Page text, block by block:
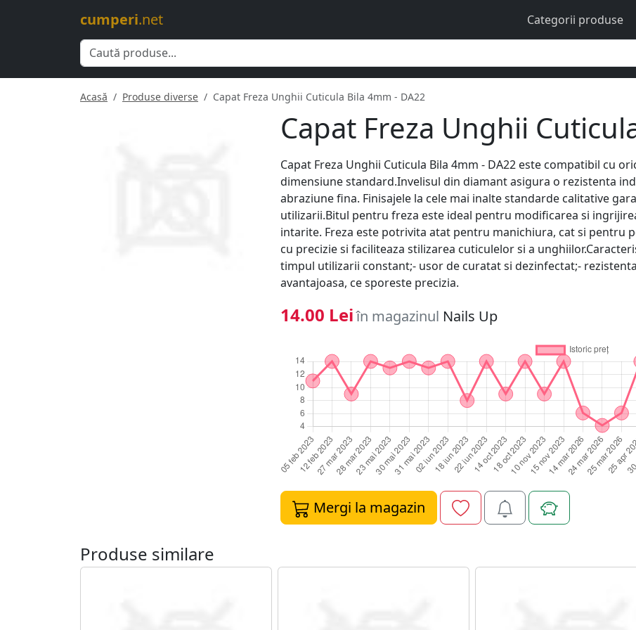
cumperi.net Categorii produse
Acasă Produse diverse Capat Freza Unghii Cuticula Bila 4mm - DA22
Capat Freza Unghii
Capat Freza Unghii Cuticula Bila 4mm - DA22 este compatibil cu
dimensiune standard.Invelisul din diamant asigura o rezistenta
abraziune fina. Finisajele la cele mai inalte standarde calitative
utilizarii.Bitul pentru freza este ideal pentru modificarea si
intarite. Freza este potrivita atat pentru manichiura, cat si pentru
cu precizie si faciliteaza stilizarea cuticulelor si a
timpul utilizarii constant;- usor de curatat si dezinfectat;-
avantajoasa, ce sporeste precizia.
14.00 Leiîn magazinul Nails Up
Mergi la magazin
Produse similare